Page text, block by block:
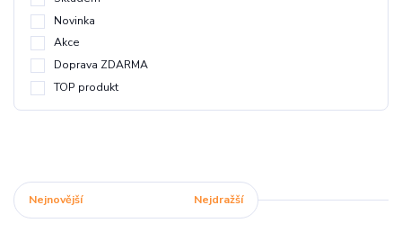
Novinka
Akce
Doprava ZDARMA
TOP produkt
Nejnovější Nejdražší